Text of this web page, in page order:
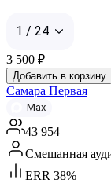
1 / 24
3 500 ₽
Добавить в корзину
Самара Первая
Max
43 954
Смешанная
ERR 38%